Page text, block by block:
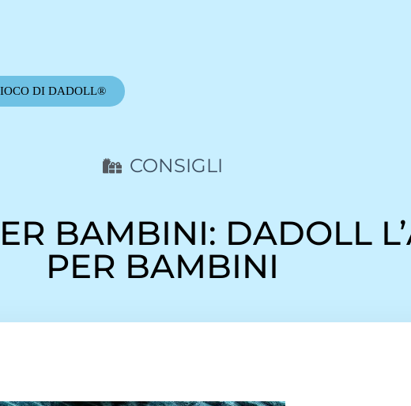
DI DADOLL®
CONSIGLI
BAMBINI: DADOLL
PER BAMBINI